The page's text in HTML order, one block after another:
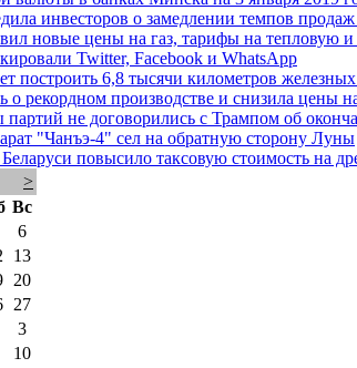
инвесторов о замедлении темпов
новые цены на газ, тарифы на тепловую и
Twitter, Facebook и WhatsApp
построить 6,8 тысячи километров
о рекордном производстве и снизила цены
не договорились с Трампом об
"Чанъэ-4" сел на обратную сторону Луны
повысило таксовую стоимость на
>
Вс
6
13
20
27
3
10